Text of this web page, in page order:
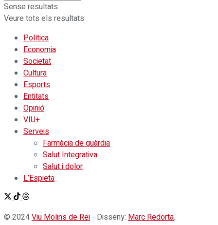
Sense resultats
Veure tots els resultats
Política
Economia
Societat
Cultura
Esports
Entitats
Opinió
VIU+
Serveis
Farmàcia de guàrdia
Salut Integrativa
Salut i dolor
L’Espieta
© 2024Viu Molins de Rei - Disseny: Marc Redorta.